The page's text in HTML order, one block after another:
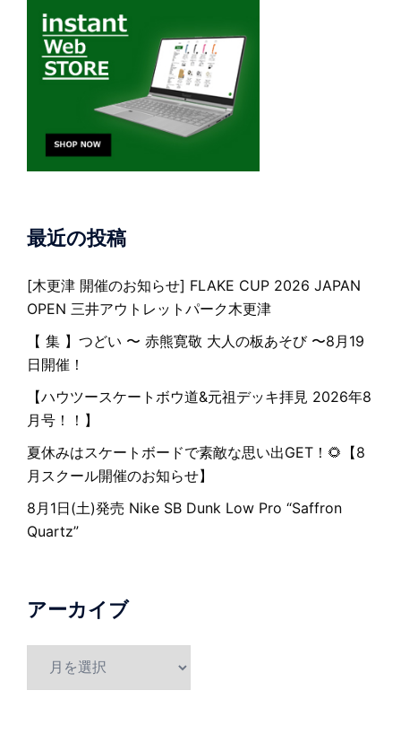
最近の投稿
[木更津 開催のお知らせ] FLAKE CUP 2026 JAPAN
OPEN 三井アウトレットパーク木更津
【 集 】つどい 〜 赤熊寛敬 大人の板あそび 〜8月19
日開催！
【ハウツースケートボウ道&元祖デッキ拝見 2026年8
月号！！】
夏休みはスケートボードで素敵な思い出GET！🌻【8
月スクール開催のお知らせ】
8月1日(土)発売 Nike SB Dunk Low Pro “Saffron
Quartz”
アーカイブ